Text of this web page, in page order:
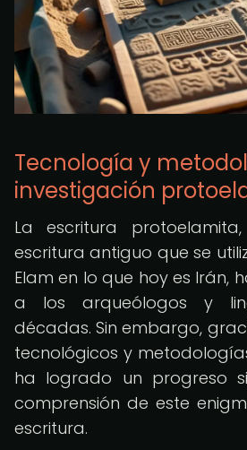
Tecnología y
investigación
La escritura
escritura antiguo que se
Elam en lo que hoy es Irán,
a los arqueólogos y
décadas. Sin embargo,
tecnológicos y
ha logrado un progreso
comprensión de este
escritura.